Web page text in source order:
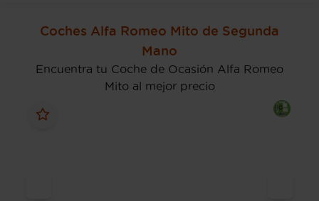
Coches Alfa Romeo Mito de Segunda
Mano
Encuentra tu Coche de Ocasión Alfa Romeo
Mito al mejor precio